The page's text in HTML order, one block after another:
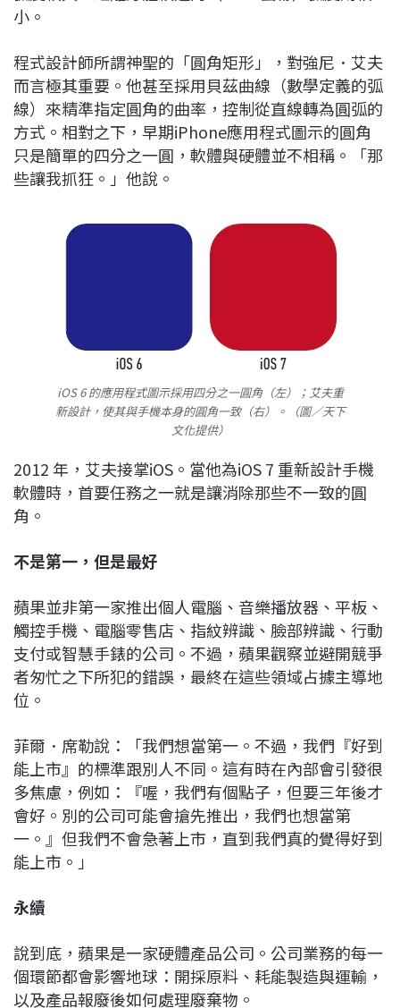
小。
程式設計師所謂神聖的「圓角矩形」，對強尼．艾夫
而言極其重要。他甚至採用貝茲曲線（數學定義的弧
線）來精準指定圓角的曲率，控制從直線轉為圓弧的
方式。相對之下，早期iPhone應用程式圖示的圓角
只是簡單的四分之一圓，軟體與硬體並不相稱。「那
些讓我抓狂。」他說。
iOS 6 的應用程式圖示採用四分之一圓角（左）；艾夫重
新設計，使其與手機本身的圓角一致（右）。（圖／天下
文化提供）
2012 年，艾夫接掌iOS。當他為iOS 7 重新設計手機
軟體時，首要任務之一就是讓消除那些不一致的圓
角。
不是第一，但是最好
蘋果並非第一家推出個人電腦、音樂播放器、平板、
觸控手機、電腦零售店、指紋辨識、臉部辨識、行動
支付或智慧手錶的公司。不過，蘋果觀察並避開競爭
者匆忙之下所犯的錯誤，最終在這些領域占據主導地
位。
菲爾．席勒說：「我們想當第一。不過，我們『好到
能上市』的標準跟別人不同。這有時在內部會引發很
多焦慮，例如：『喔，我們有個點子，但要三年後才
會好。別的公司可能會搶先推出，我們也想當第
一。』但我們不會急著上市，直到我們真的覺得好到
能上市。」
永續
說到底，蘋果是一家硬體產品公司。公司業務的每一
個環節都會影響地球：開採原料、耗能製造與運輸，
以及產品報廢後如何處理廢棄物。